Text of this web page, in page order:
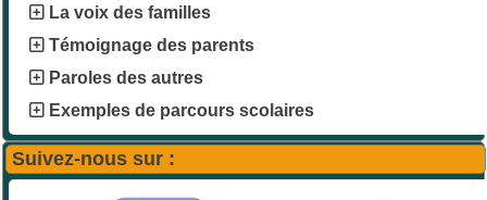
La voix des familles
Témoignage des parents
Paroles des autres
Exemples de parcours scolaires
Suivez-nous sur :